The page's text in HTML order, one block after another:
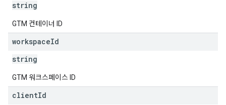
string
GTM 컨테이너 ID
workspaceId
string
GTM 워크스페이스 ID
clientId